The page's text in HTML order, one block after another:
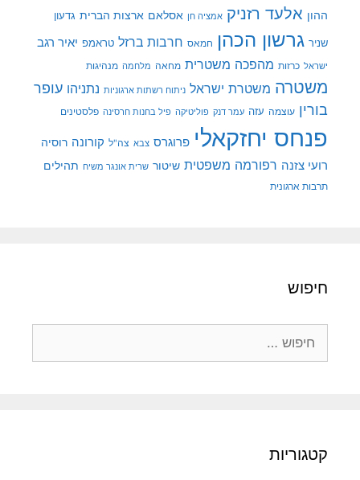
ההון אלעד רזניק אמציה חן אסלאם ארצות הברית גדעון
שניר גרשון הכהן חמאס חרבות ברזל טראמפ יאיר רגב
ישראל כרזות מהפכה משטרית מחאה מלחמה מנהיגות
משטרה משטרת ישראל ניתוח רשתות ארגוניות נתניהו עופר
בורין עוצמה עזה עמר דנק פוליטיקה פיל בחנות חרסינה פלסטינים
פנחס יחזקאלי פרוגרס צבא צה"ל קורונה רוסיה
רועי צזנה רפורמה משפטית שיטור שרית אונגר משיח תהילים
תרבות ארגונית
חיפוש
קטגוריות